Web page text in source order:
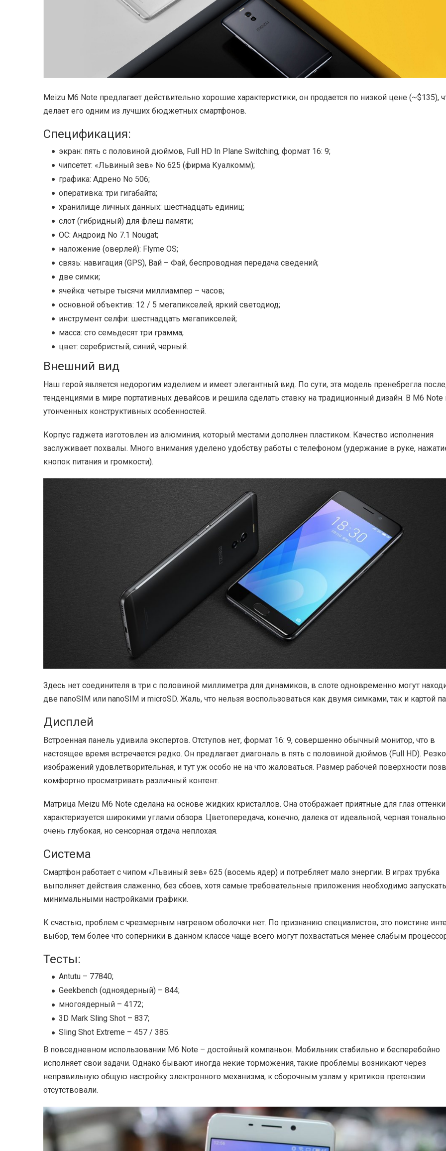
Meizu M6 Note предлагает действительно хорошие характеристики, он продается по низкой цене (~$135),
делает его одним из лучших бюджетных смартфонов.
Спецификация:
экран: пять с половиной дюймов, Full HD In Plane Switching, формат 16: 9;
чипсетет: «Львиный зев» No 625 (фирма Куалкомм);
графика: Адрено No 506;
оперативка: три гигабайта;
хранилище личных данных: шестнадцать единиц;
слот (гибридный) для флеш памяти;
ОС: Андроид No 7.1 Nougat;
наложение (оверлей): Flyme OS;
связь: навигация (GPS), Вай – Фай, беспроводная передача сведений;
две симки;
ячейка: четыре тысячи миллиампер – часов;
основной объектив: 12 / 5 мегапикселей, яркий светодиод;
инструмент селфи: шестнадцать мегапикселей;
масса: сто семьдесят три грамма;
цвет: серебристый, синий, черный.
Внешний вид
Наш герой является недорогим изделием и имеет элегантный вид. По сути, эта модель пренебрегла
тенденциями в мире портативных девайсов и решила сделать ставку на традиционный дизайн. В M6 Note
утонченных конструктивных особенностей.
Корпус гаджета изготовлен из алюминия, который местами дополнен пластиком. Качество исполнения
заслуживает похвалы. Много внимания уделено удобству работы с телефоном (удержание в руке,
кнопок питания и громкости).
Здесь нет соединителя в три с половиной миллиметра для динамиков, в слоте одновременно могут
две nanoSIM или nanoSIM и microSD. Жаль, что нельзя воспользоваться как двумя симками, так и картой
Дисплей
Встроенная панель удивила экспертов. Отступов нет, формат 16: 9, совершенно обычный монитор, что в
настоящее время встречается редко. Он предлагает диагональ в пять с половиной дюймов (Full HD).
изображений удовлетворительная, и тут уж особо не на что жаловаться. Размер рабочей поверхности
комфортно просматривать различный контент.
Матрица Meizu M6 Note сделана на основе жидких кристаллов. Она отображает приятные для глаз
характеризуется широкими углами обзора. Цветопередача, конечно, далека от идеальной, черная
очень глубокая, но сенсорная отдача неплохая.
Система
Смартфон работает с чипом «Львиный зев» 625 (восемь ядер) и потребляет мало энергии. В играх трубка
выполняет действия слаженно, без сбоев, хотя самые требовательные приложения необходимо
минимальными настройками графики.
К счастью, проблем с чрезмерным нагревом оболочки нет. По признанию специалистов, это поистине
выбор, тем более что соперники в данном классе чаще всего могут похвастаться менее слабым
Тесты:
Antutu – 77840;
Geekbench (одноядерный) – 844;
многоядерный – 4172;
3D Mark Sling Shot – 837;
Sling Shot Extreme – 457 / 385.
В повседневном использовании M6 Note – достойный компаньон. Мобильник стабильно и бесперебойно
исполняет свои задачи. Однако бывают иногда некие торможения, такие проблемы возникают через
неправильную общую настройку электронного механизма, к сборочным узлам у критиков претензии
отсутствовали.